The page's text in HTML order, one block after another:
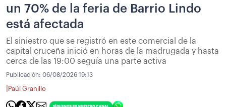
un 70% de la feria de Barrio Lindo
está afectada
El siniestro que se registró en este comercial de la
capital cruceña inició en horas de la madrugada y hasta
cerca de las 19:00 seguía una parte activa
Publicación: 06/08/2026 19:13
Paúl Granillo